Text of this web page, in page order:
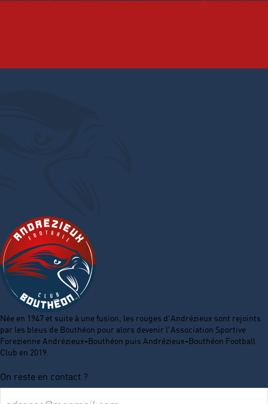
Née en 1947 et suite à une fusion, les rouges d’Andrézieux sont rejoints
par les bleus de Bouthéon pour alors devenir l’Association Sportive
Forezienne Andrézieux-Bouthéon puis Andrézieux-Bouthéon Football
Club en 2019.
On reste en contact ?